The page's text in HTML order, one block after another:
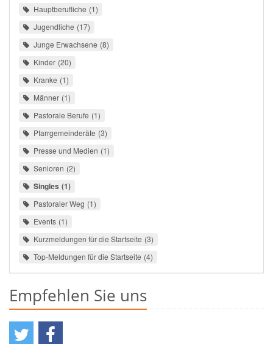
Hauptberufliche 1
Jugendliche 17
Junge Erwachsene 8
Kinder 20
Kranke 1
Männer 1
Pastorale Berufe 1
Pfarrgemeinderäte 3
Presse und Medien 1
Senioren 2
Singles 1
Pastoraler Weg 1
Events 1
Kurzmeldungen für die Startseite 3
Top-Meldungen für die Startseite 4
Empfehlen Sie uns